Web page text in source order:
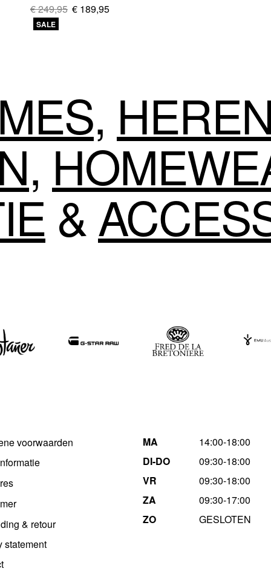
€ 249,95 € 189,95
SALE
,
,
&
voorwaarden
& retour
statement
MA
14:00-18:00
DI-DO
09:30-18:00
VR
09:30-18:00
ZA
09:30-17:00
ZO
GESLOTEN